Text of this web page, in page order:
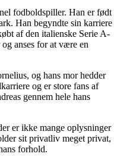
fodboldspiller. Han er født
Han begyndte sin karriere
af den italienske Serie A-
anses for at være en
og hans mor hedder
og er store fans af
gennem hele hans
er ikke mange oplysninger
sit privatliv meget privat,
forhold.